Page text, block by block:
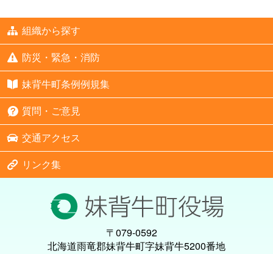
組織から探す
防災・緊急・消防
妹背牛町条例例規集
質問・ご意見
交通アクセス
リンク集
〒079-0592
北海道雨竜郡妹背牛町字妹背牛5200番地